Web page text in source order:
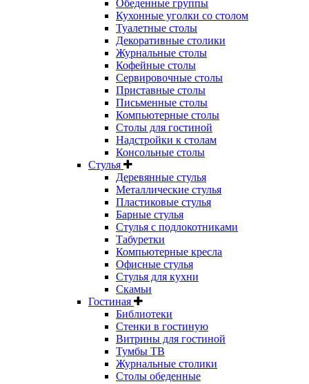
Обеденные группы
Кухонные уголки со столом
Туалетные столы
Декоративные столики
Журнальные столы
Кофейные столы
Сервировочные столы
Приставные столы
Письменные столы
Компьютерные столы
Столы для гостиной
Надстройки к столам
Консольные столы
Стулья
Деревянные стулья
Металлические стулья
Пластиковые стулья
Барные стулья
Стулья с подлокотниками
Табуретки
Компьютерные кресла
Офисные стулья
Стулья для кухни
Скамьи
Гостиная
Библиотеки
Стенки в гостиную
Витрины для гостиной
Тумбы ТВ
Журнальные столики
Столы обеденные